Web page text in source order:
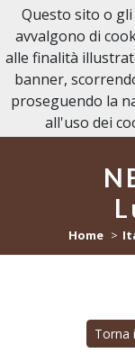
NECROLOGI
Home
Torna
Questo sito o
avvalgono di
alle finalità
banner,
proseguendo la
all'uso dei